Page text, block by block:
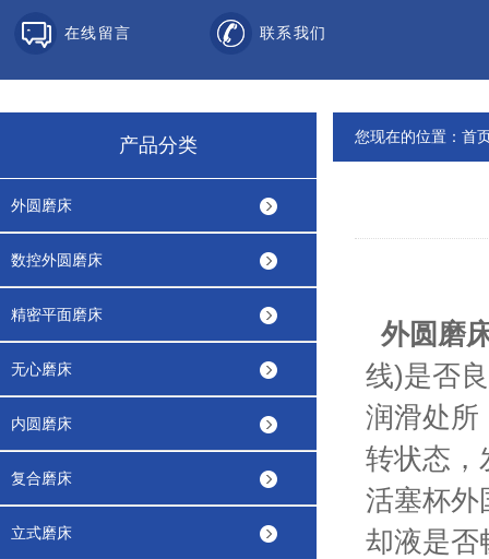
在线留言 联系我们
产品分类
外圆磨床
数控外圆磨床
精密平面磨床
无心磨床
内圆磨床
复合磨床
立式磨床
您现在的位置： 首
外圆磨
线)是否
润滑处所
转状态，
活塞杯外
却液是否